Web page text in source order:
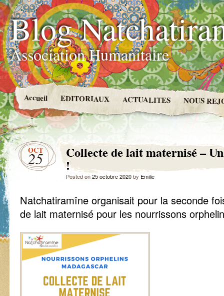
Blog
Association Humanitaire
Accueil EDITORIAUX ACTUALITES NOUS
OCT
25 Collecte de lait maternisé –
!
Posted on25 octobre 2020by Emilie
Natchatiramîne organisait pour la seconde
de lait maternisé pour les nourrissons